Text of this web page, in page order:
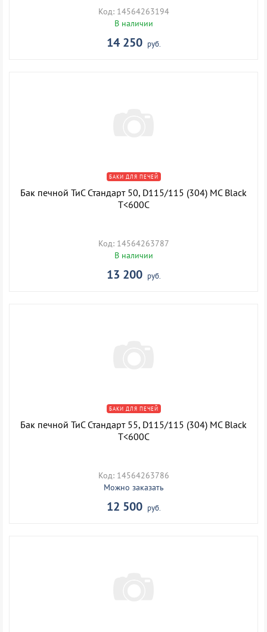
Код: 14564263194
В наличии
14 250 руб.
БАКИ ДЛЯ ПЕЧЕЙ
Бак печной ТиС Стандарт 50, D115/115 (304) MC Black
T<600C
Код: 14564263787
В наличии
13 200 руб.
БАКИ ДЛЯ ПЕЧЕЙ
Бак печной ТиС Стандарт 55, D115/115 (304) MC Black
T<600C
Код: 14564263786
Можно заказать
12 500 руб.